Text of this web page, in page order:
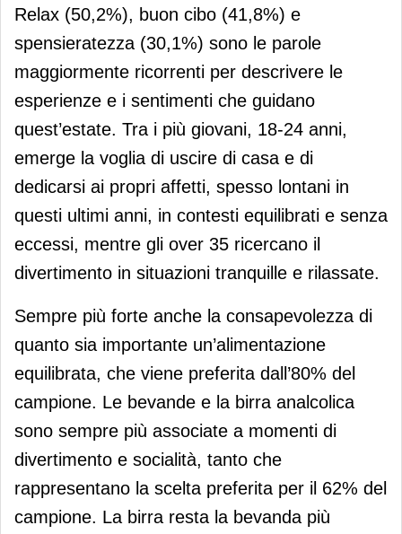
Relax (50,2%), buon cibo (41,8%) e
spensieratezza (30,1%) sono le parole
maggiormente ricorrenti per descrivere le
esperienze e i sentimenti che guidano
quest’estate. Tra i più giovani, 18-24 anni,
emerge la voglia di uscire di casa e di
dedicarsi ai propri affetti, spesso lontani in
questi ultimi anni, in contesti equilibrati e senza
eccessi, mentre gli over 35 ricercano il
divertimento in situazioni tranquille e rilassate.
Sempre più forte anche la consapevolezza di
quanto sia importante un’alimentazione
equilibrata, che viene preferita dall’80% del
campione. Le bevande e la birra analcolica
sono sempre più associate a momenti di
divertimento e socialità, tanto che
rappresentano la scelta preferita per il 62% del
campione. La birra resta la bevanda più